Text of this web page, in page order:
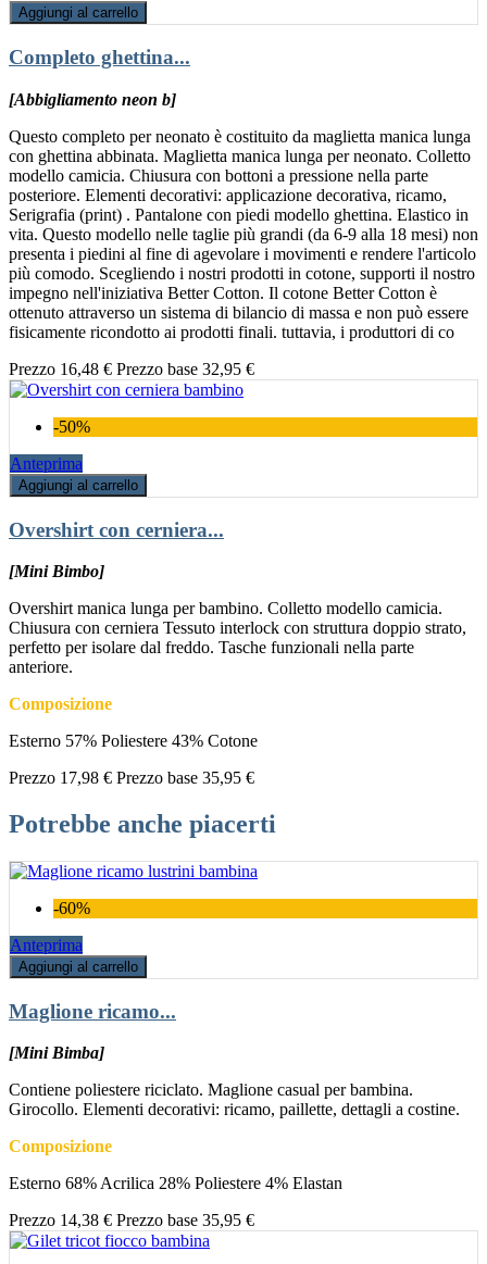
Aggiungi al carrello
Completo ghettina...
[Abbigliamento neon b]
Questo completo per neonato è costituito da maglietta manica lunga
con ghettina abbinata. Maglietta manica lunga per neonato. Colletto
modello camicia. Chiusura con bottoni a pressione nella parte
posteriore. Elementi decorativi: applicazione decorativa, ricamo,
Serigrafia (print) . Pantalone con piedi modello ghettina. Elastico in
vita. Questo modello nelle taglie più grandi (da 6-9 alla 18 mesi) non
presenta i piedini al fine di agevolare i movimenti e rendere l'articolo
più comodo. Scegliendo i nostri prodotti in cotone, supporti il nostro
impegno nell'iniziativa Better Cotton. Il cotone Better Cotton è
ottenuto attraverso un sistema di bilancio di massa e non può essere
fisicamente ricondotto ai prodotti finali. tuttavia, i produttori di co
Prezzo 16,48 € Prezzo base 32,95 €
-50%
Anteprima
Aggiungi al carrello
Overshirt con cerniera...
[Mini Bimbo]
Overshirt manica lunga per bambino. Colletto modello camicia.
Chiusura con cerniera Tessuto interlock con struttura doppio strato,
perfetto per isolare dal freddo. Tasche funzionali nella parte
anteriore.
Composizione
Esterno 57% Poliestere 43% Cotone
Prezzo 17,98 € Prezzo base 35,95 €
Potrebbe anche piacerti
-60%
Anteprima
Aggiungi al carrello
Maglione ricamo...
[Mini Bimba]
Contiene poliestere riciclato. Maglione casual per bambina.
Girocollo. Elementi decorativi: ricamo, paillette, dettagli a costine.
Composizione
Esterno 68% Acrilica 28% Poliestere 4% Elastan
Prezzo 14,38 € Prezzo base 35,95 €